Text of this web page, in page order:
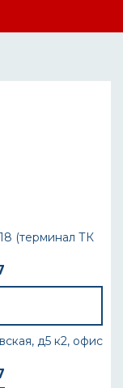
(терминал ТК
д5 к2, офис